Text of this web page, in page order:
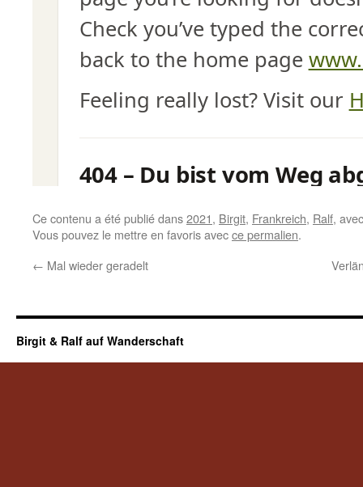
Ce contenu a été publié dans2021, Birgit, Frankreich, Ralf,
Vous pouvez le mettre en favoris avecce permalien.
← Mal wieder geradelt
Birgit & Ralf auf Wanderschaft